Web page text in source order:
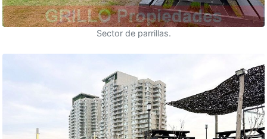
Sector de parrillas.